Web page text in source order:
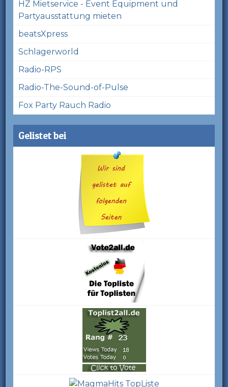
HZ Mietservice - Event Equipment und
Partyausstattung mieten
beatsXpress
Schlagerworld
Radio-RPS
Radio-The-Sound-of-Pulse
Fox Party Rauch Radio
Gelistet bei